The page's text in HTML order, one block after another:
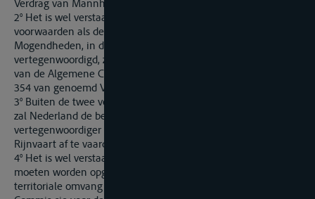
Verdrag van Mannheim van 17 October 1868;
2° Het is wel verstaan, dat Nederland, op dezelfde
voorwaarden als de geallieerde en de geassocieerde
Mogendheden, in de Centrale Commissie voor de Rijnvaart
vertegenwoordigd, zal medewerken tot het tot stand brengen
van de Algemene Conventie, voorzien in de artikelen 338 en
354 van genoemd Verdrag;
3° Buiten de twee vertegenwoordigers, bedoeld in artikel 355,
zal Nederland de bevoegdheid hebben een derde
vertegenwoordiger naar de Centrale Commissie voor de
Rijnvaart af te vaardigen;
4° Het is wel verstaan, dat de bepalingen van artikel 356 niet
moeten worden opgevat als zouden zij prejudiciëren op de
territoriale omvang van de bevoegdheid der Centrale